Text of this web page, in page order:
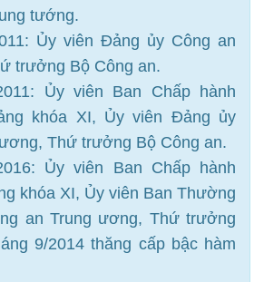
tướng.
Ủy viên Đảng ủy Công an
trưởng Bộ Công an.
Ủy viên Ban Chấp hành
khóa XI, Ủy viên Đảng ủy
Thứ trưởng Bộ Công an.
Ủy viên Ban Chấp hành
khóa XI, Ủy viên Ban Thường
an Trung ương, Thứ trưởng
9/2014 thăng cấp bậc hàm